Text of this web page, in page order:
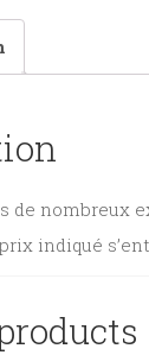
de nombreux
indiqué